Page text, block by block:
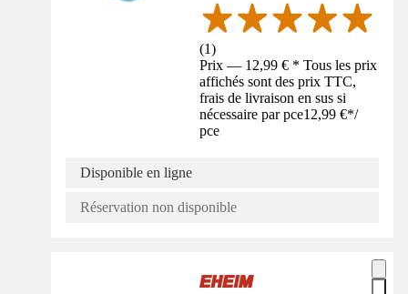
(1)
Prix — 12,99 € * Tous les prix
affichés sont des prix TTC,
frais de livraison en sus si
nécessaire par pce12,99 €*/
pce
Disponible en ligne
Réservation non disponible